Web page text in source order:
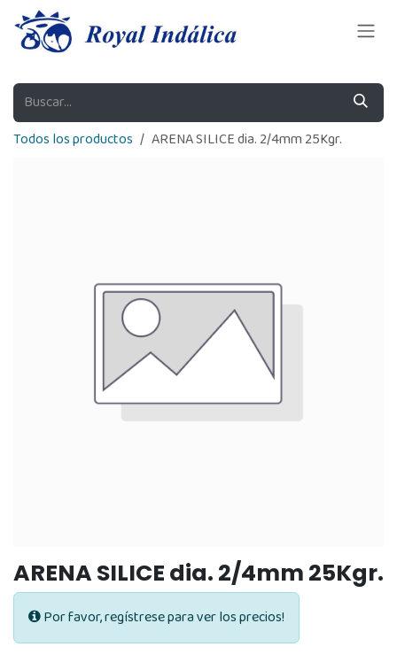
Ir al contenido
Todos los productos ARENA SILICE dia. 2/4mm 25Kgr.
ARENA SILICE dia. 2/4mm 25Kgr.
Por favor, regístrese para ver los precios!